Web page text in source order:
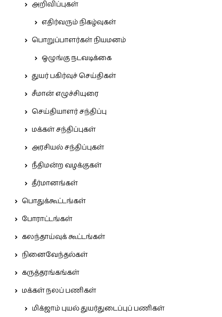
அறிவிப்புகள்
எதிர்வரும் நிகழ்வுகள்
பொறுப்பாளர்கள் நியமனம்
ஒழுங்கு நடவடிக்கை
துயர் பகிர்வுச் செய்திகள்
சீமான் எழுச்சியுரை
செய்தியாளர் சந்திப்பு
மக்கள் சந்திப்புகள்
அரசியல் சந்திப்புகள்
நீதிமன்ற வழக்குகள்
தீர்மானங்கள்
பொதுக்கூட்டங்கள்
போராட்டங்கள்
கலந்தாய்வுக் கூட்டங்கள்
நினைவேந்தல்கள்
கருத்தரங்கங்கள்
மக்கள் நலப் பணிகள்
மிக்ஜாம் புயல் துயர்துடைப்புப் பணிகள்